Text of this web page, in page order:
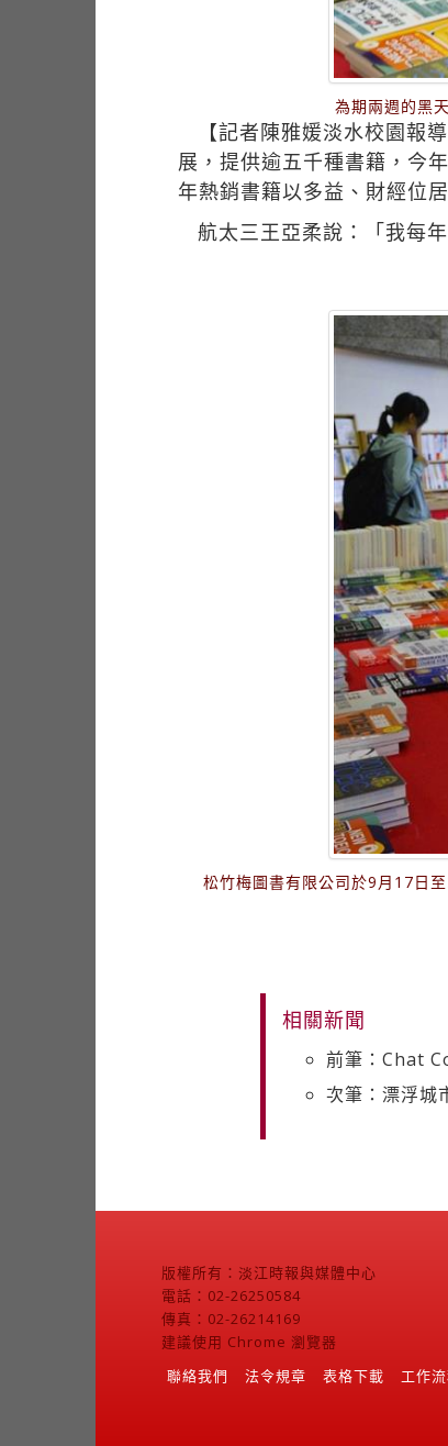
為期兩週的黑
【記者陳雅媛淡水校園報
展，提供逾五千種書籍，今
年熱銷書籍以多益、財經位
航太三王亞柔說：「我每
松竹梅圖書有限公司於9月17日
相關新聞
前筆：Chat
次筆：漂浮城
版權所有：淡江時報與媒體中心
電話：02-26250584
傳真：02-26214169
建議使用 Chrome 瀏覽器
聯絡我們
法令規章 表格下載 工作